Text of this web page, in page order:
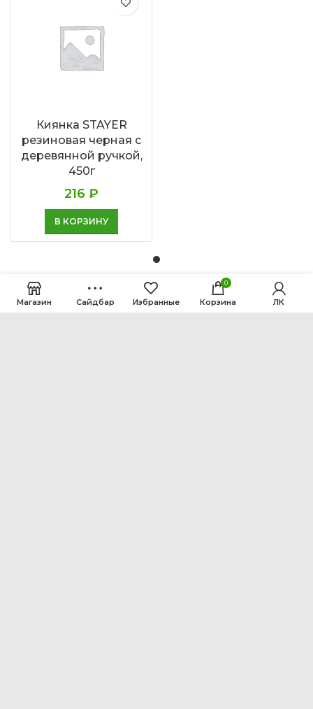
Киянка STAYER
резиновая черная с
деревянной ручкой,
450г
216 ₽
В КОРЗИНУ
Магазин Сайдбар Избранные
0
Корзина ЛК